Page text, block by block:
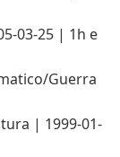
03-25 | 1h e
Guerra
| 1999-01-